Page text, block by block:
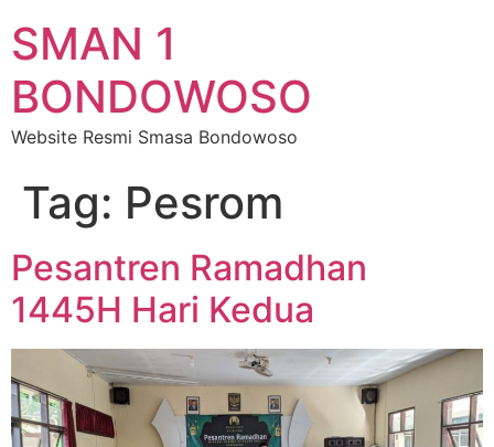
SMAN 1
BONDOWOSO
Website Resmi Smasa Bondowoso
Tag: Pesrom
Pesantren Ramadhan
1445H Hari Kedua